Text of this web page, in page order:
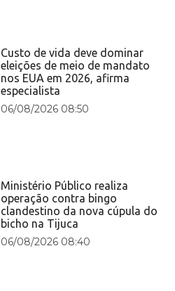
Custo de vida deve dominar
eleições de meio de mandato
nos EUA em 2026, afirma
especialista
06/08/2026 08:50
Ministério Público realiza
operação contra bingo
clandestino da nova cúpula do
bicho na Tijuca
06/08/2026 08:40